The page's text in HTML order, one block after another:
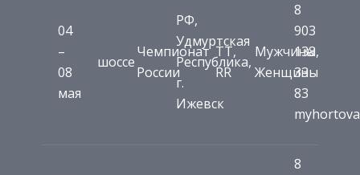
04
–
08
мая
шоссе
Чемпионат
России
РФ,
Удмуртская
Республика,
г.
Ижевск
TT,
RR
Мужчины,
Женщины
8
903
138
33
83
8